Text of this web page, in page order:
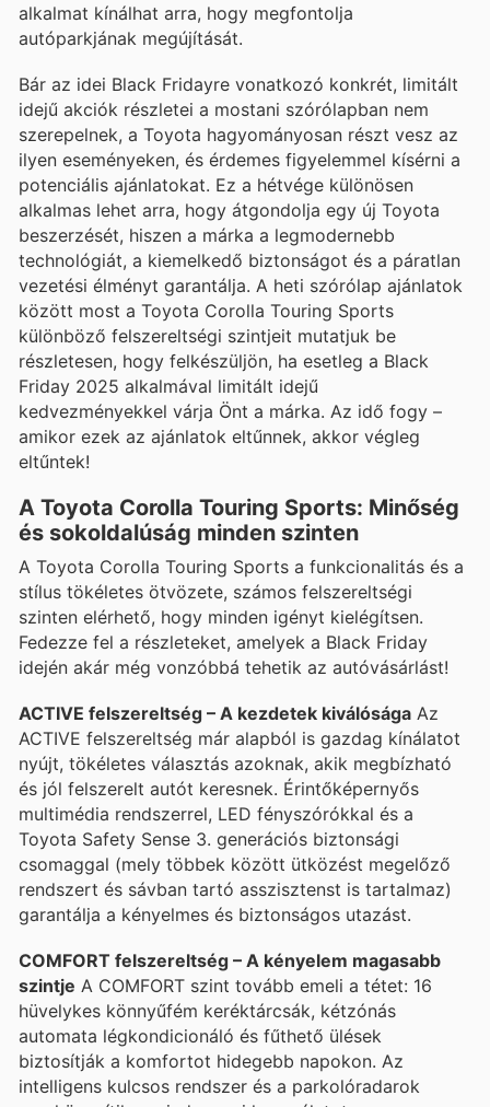
alkalmat kínálhat arra, hogy megfontolja
autóparkjának megújítását.
Bár az idei Black Fridayre vonatkozó konkrét, limitált
idejű akciók részletei a mostani szórólapban nem
szerepelnek, a Toyota hagyományosan részt vesz az
ilyen eseményeken, és érdemes figyelemmel kísérni a
potenciális ajánlatokat. Ez a hétvége különösen
alkalmas lehet arra, hogy átgondolja egy új Toyota
beszerzését, hiszen a márka a legmodernebb
technológiát, a kiemelkedő biztonságot és a páratlan
vezetési élményt garantálja. A heti szórólap ajánlatok
között most a Toyota Corolla Touring Sports
különböző felszereltségi szintjeit mutatjuk be
részletesen, hogy felkészüljön, ha esetleg a Black
Friday 2025 alkalmával limitált idejű
kedvezményekkel várja Önt a márka. Az idő fogy –
amikor ezek az ajánlatok eltűnnek, akkor végleg
eltűntek!
A Toyota Corolla Touring Sports: Minőség
és sokoldalúság minden szinten
A Toyota Corolla Touring Sports a funkcionalitás és a
stílus tökéletes ötvözete, számos felszereltségi
szinten elérhető, hogy minden igényt kielégítsen.
Fedezze fel a részleteket, amelyek a Black Friday
idején akár még vonzóbbá tehetik az autóvásárlást!
ACTIVE felszereltség – A kezdetek kiválósága Az
ACTIVE felszereltség már alapból is gazdag kínálatot
nyújt, tökéletes választás azoknak, akik megbízható
és jól felszerelt autót keresnek. Érintőképernyős
multimédia rendszerrel, LED fényszórókkal és a
Toyota Safety Sense 3. generációs biztonsági
csomaggal (mely többek között ütközést megelőző
rendszert és sávban tartó asszisztenst is tartalmaz)
garantálja a kényelmes és biztonságos utazást.
COMFORT felszereltség – A kényelem magasabb
szintje A COMFORT szint tovább emeli a tétet: 16
hüvelykes könnyűfém keréktárcsák, kétzónás
automata légkondicionáló és fűthető ülések
biztosítják a komfortot hidegebb napokon. Az
intelligens kulcsos rendszer és a parkolóradarok